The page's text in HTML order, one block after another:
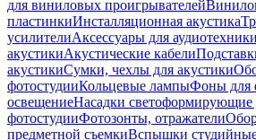
для виниловых проигрывателей
пластинкиИнсталляционная акустика
усилителиАксессуары для аудиотехники
акустикиАкустические кабели
акустикиСумки, чехлы для акустики
фотостудииКольцевые лампыФоны для
освещениеНасадки светоформирующие
фотостудииФотозонты, отражатели
предметной съемкиВспышки